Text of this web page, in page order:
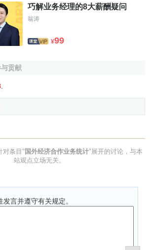
巧解业务经理的8大薪酬疑问
翁涛
¥99
贡献
对条目"国外经济合作业务统计"展开的讨论，与本
站观点立场无关。
言并遵守有关规定。